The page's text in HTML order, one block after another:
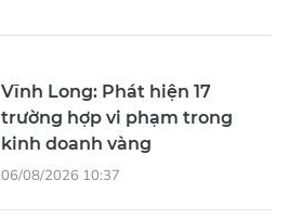
Vĩnh Long: Phát hiện 17
trường hợp vi phạm trong
kinh doanh vàng
06/08/2026 10:37